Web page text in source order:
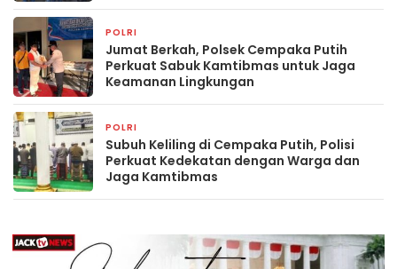
POLRI
Jumat Berkah, Polsek Cempaka Putih
Perkuat Sabuk Kamtibmas untuk Jaga
Keamanan Lingkungan
POLRI
Subuh Keliling di Cempaka Putih, Polisi
Perkuat Kedekatan dengan Warga dan
Jaga Kamtibmas